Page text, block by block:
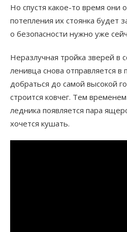
Но спустя какое-то время они
потепления их стоянка будет
о безопасности нужно уже
Неразлучная тройка зверей в
ленивца снова отправляется
добраться до самой высокой
строится ковчег. Тем
ледника появляется пара
хочется кушать.